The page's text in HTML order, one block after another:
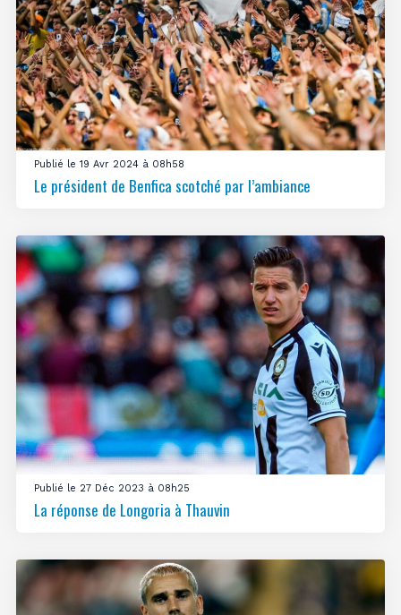
Publié le 19 Avr 2024 à 08h58
Le président de Benfica scotché par l’ambiance
Publié le 27 Déc 2023 à 08h25
La réponse de Longoria à Thauvin